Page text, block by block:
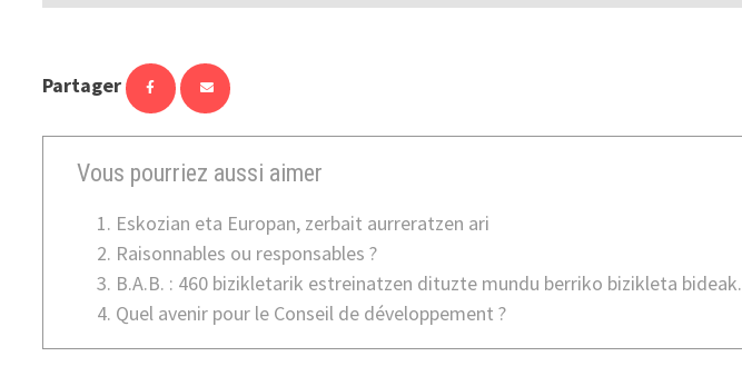
Partager
Vous pourriez aussi aimer
Eskozian eta Europan, zerbait aurreratzen ari
Raisonnables ou responsables ?
B.A.B. : 460 bizikletarik estreinatzen dituzte mundu berriko bizikleta bideak.
Quel avenir pour le Conseil de développement ?